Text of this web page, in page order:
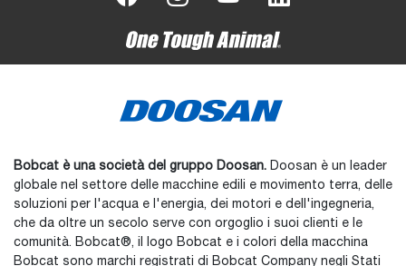
Bobcat è una società del gruppo Doosan. Doosan è un leader
globale nel settore delle macchine edili e movimento terra, delle
soluzioni per l'acqua e l'energia, dei motori e dell'ingegneria,
che da oltre un secolo serve con orgoglio i suoi clienti e le
comunità. Bobcat®, il logo Bobcat e i colori della macchina
Bobcat sono marchi registrati di Bobcat Company negli Stati